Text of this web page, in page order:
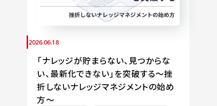
2026.06.18
「ナレッジが貯まらない、見つからな
い、最新化できない」を突破する～挫
折しないナレッジマネジメントの始め
方～